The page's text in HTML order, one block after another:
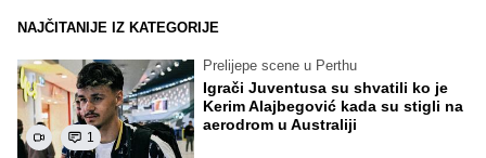
NAJČITANIJE IZ KATEGORIJE
1
Prelijepe scene u Perthu
Igrači Juventusa su shvatili ko je
Kerim Alajbegović kada su stigli na
aerodrom u Australiji